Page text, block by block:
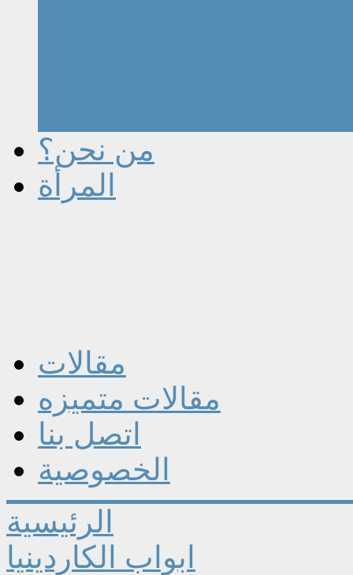
من نحن؟
المرأة
مقالات
مقالات متميزه
اتصل بنا
الخصوصية
الرئيسية
ابواب الكاردينيا